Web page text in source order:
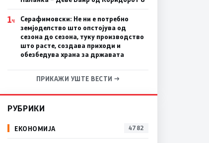
1Ч
Серафимовски: Не ни е потребно
земјоделство што опстојува од
сезона до сезона, туку производство
што расте, создава приходи и
обезбедува храна за државата
ПРИКАЖИ УШТЕ ВЕСТИ →
РУБРИКИ
ЕКОНОМИЈА 4782